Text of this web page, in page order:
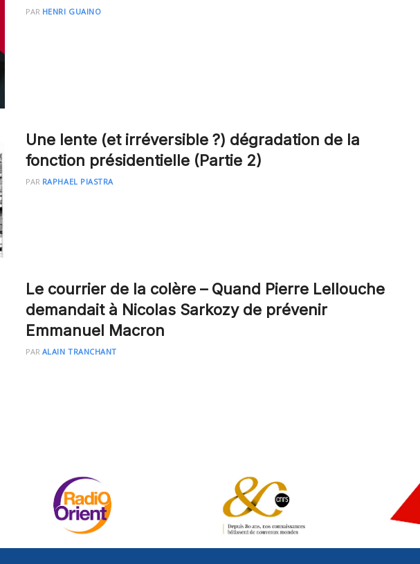
PAR HENRI GUAINO
Une lente (et irréversible ?) dégradation de la
fonction présidentielle (Partie 2)
PAR RAPHAEL PIASTRA
Le courrier de la colère – Quand Pierre Lellouche
demandait à Nicolas Sarkozy de prévenir
Emmanuel Macron
PAR ALAIN TRANCHANT